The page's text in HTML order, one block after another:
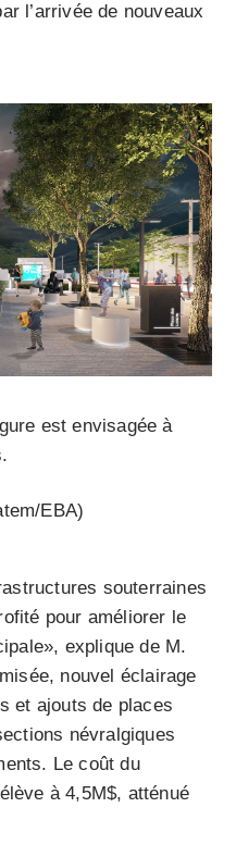
l’arrivée de nouveaux
est envisagée à
EBA)
souterraines
pour améliorer le
explique de M.
nouvel éclairage
et ajouts de places
névralgiques
Le coût du
à 4,5M$, atténué